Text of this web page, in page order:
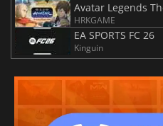
Avatar Legends
HRKGAME
EA SPORTS FC 26
Kinguin